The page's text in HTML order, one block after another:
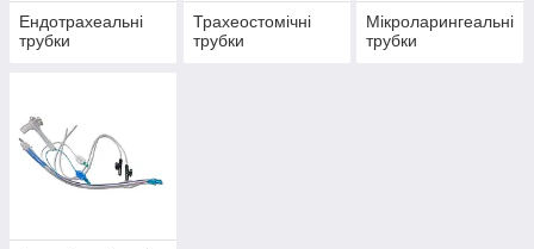
Ендотрахеальні
трубки
Трахеостомічні
трубки
Мікроларингеальні
трубки